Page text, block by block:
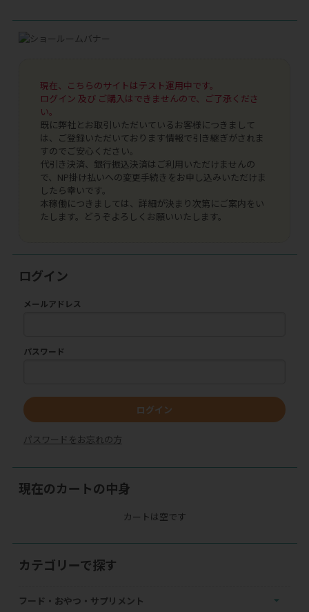
現在、こちらのサイトはテスト運用中です。
ログイン 及び ご購入はできませんので、ご了承くださ
い。
既に弊社とお取引いただいているお客様につきまして
は、ご登録いただいております情報で引き継ぎがされま
すのでご安心ください。
代引き決済、銀行振込決済はご利用いただけませんの
で、NP掛け払いへの変更手続きをお申し込みいただけま
したら幸いです。
本稼働につきましては、詳細が決まり次第にご案内をい
たします。どうぞよろしくお願いいたします。
ログイン
メールアドレス
パスワード
ログイン
パスワードをお忘れの方
現在のカートの中身
カートは空です
カテゴリーで探す
フード・おやつ・サプリメント